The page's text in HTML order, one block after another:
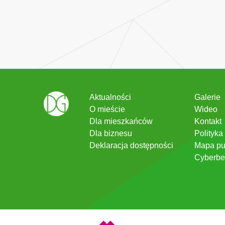
Aktualności
O mieście
Dla mieszkańców
Dla biznesu
Deklaracja dostępności
Galerie
Wideo
Kontakt
Mapa